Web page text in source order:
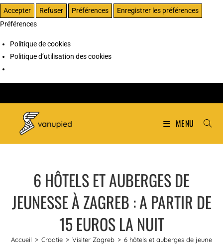
Accepter Refuser Préférences
Enregistrer les préférences
Préférences
Politique de cookies
Politique d’utilisation des cookies
MENU
6 HÔTELS ET AUBERGES DE
JEUNESSE À ZAGREB : A PARTIR DE
15 EUROS LA NUIT
Accueil > Croatie > Visiter Zagreb > 6 hôtels et auberges de